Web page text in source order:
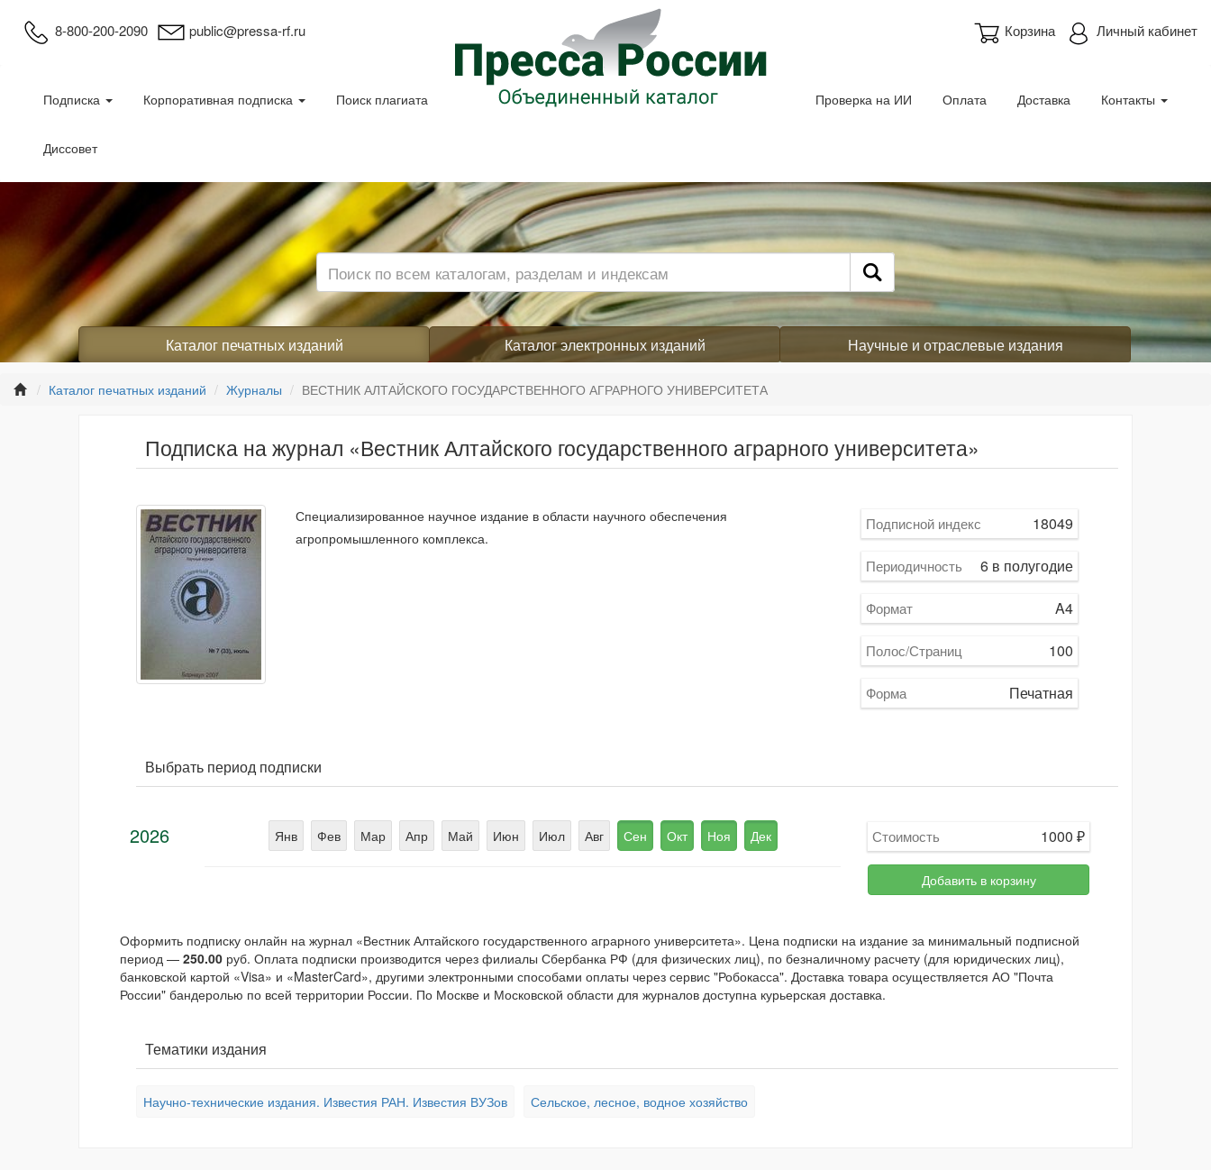
8-800-200-2090 public@pressa-rf.ru Личный кабинет
Корзина
Подписка Корпоративная подписка Поиск плагиата
Диссовет
Проверка на ИИ Оплата Доставка Контакты
Каталог печатных изданий Каталог электронных изданий Научные и отраслевые издания
Каталог печатных изданий Журналы ВЕСТНИК АЛТАЙСКОГО ГОСУДАРСТВЕННОГО АГРАРНОГО УНИВЕРСИТЕТА
Подписка на журнал «Вестник Алтайского государственного аграрного университета»
Специализированное научное издание в области научного обеспечения
агропромышленного комплекса.
Подписной индекс 18049
Периодичность 6 в полугодие
Формат A4
Полос/Страниц 100
Форма Печатная
Выбрать период подписки
2026 Янв Фев Мар Апр Май Июн Июл Авг Сен Окт Ноя Дек Стоимость 1000 ₽
Добавить в корзину
Оформить подписку онлайн на журнал «Вестник Алтайского государственного аграрного университета». Цена подписки на издание за минимальный подписной
период — 250.00 руб. Оплата подписки производится через филиалы Сбербанка РФ (для физических лиц), по безналичному расчету (для юридических лиц),
банковской картой «Visa» и «MasterCard», другими электронными способами оплаты через сервис "Робокасса". Доставка товара осуществляется АО "Почта
России" бандеролью по всей территории России. По Москве и Московской области для журналов доступна курьерская доставка.
Тематики издания
Научно-технические издания. Известия РАН. Известия ВУЗов Сельское, лесное, водное хозяйство